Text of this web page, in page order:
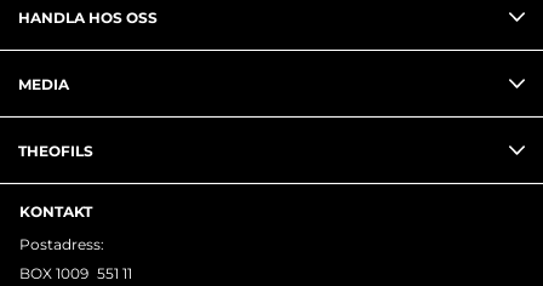
HANDLA HOS OSS
MEDIA
THEOFILS
KONTAKT
Postadress:
BOX 1009 551 11